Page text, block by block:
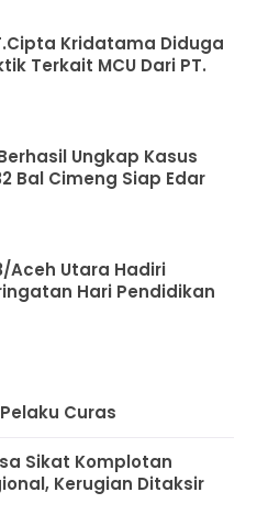
Terkait MCU Dari PT.
Ungkap Kasus
Bal Cimeng Siap Edar
Aceh Utara Hadiri
Hari Pendidikan
Curas
Sikat Komplotan
Kerugian Ditaksir